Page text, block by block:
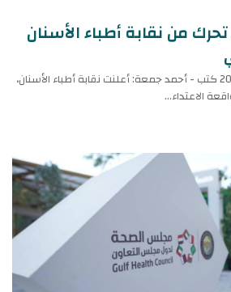
من نقابة أطباء الأسنان
11:26 م الأحد 21 نوفمبر 2021 كتب - أحمد جمعة: أعلنت نقابة أطباء الأسنان،
الاعتداء…